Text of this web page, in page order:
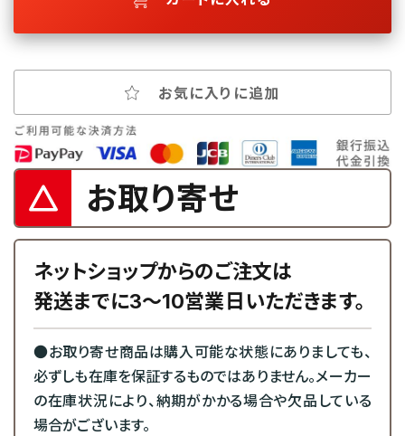
お気に入りに追加
お取り寄せ
ネットショップからのご注文は
発送までに3～10営業日いただきます。
●お取り寄せ商品は購入可能な状態にありましても、
必ずしも在庫を保証するものではありません。メーカー
の在庫状況により、納期がかかる場合や欠品している
場合がございます。